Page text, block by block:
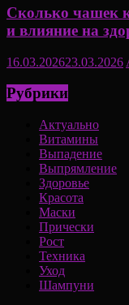
Сколько чашек
и влияние на
16.03.202623.03.2026
Рубрики
Актуально
Витамины
Выпадение
Выпрямление
Здоровье
Красота
Маски
Прически
Рост
Техника
Уход
Шампуни